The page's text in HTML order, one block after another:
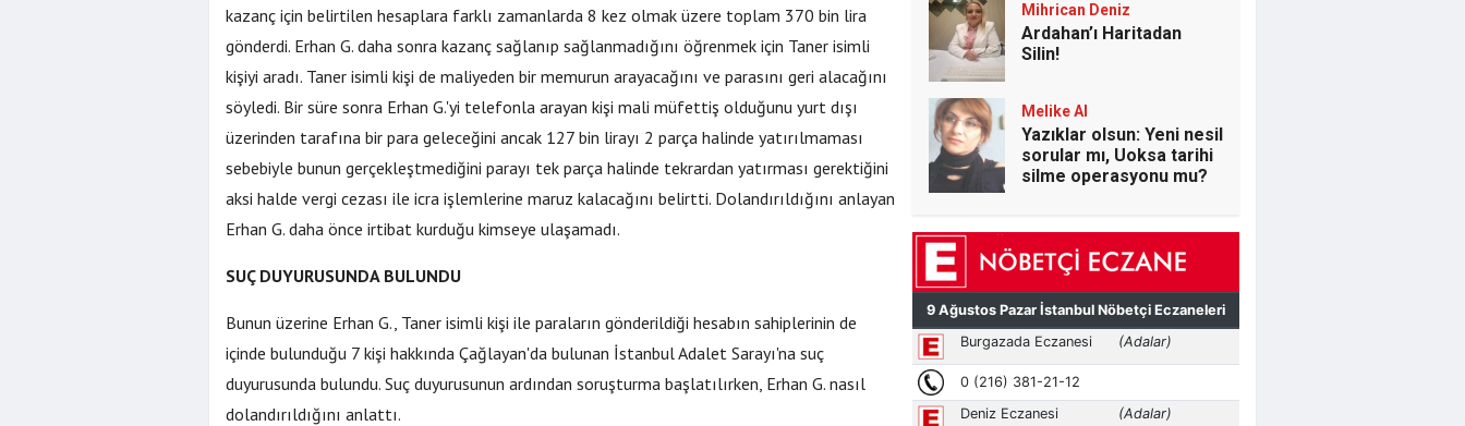
kazanç için belirtilen hesaplara farklı zamanlarda 8 kez olmak üzere toplam 370 bin lira
gönderdi. Erhan G. daha sonra kazanç sağlanıp sağlanmadığını öğrenmek için Taner isimli
kişiyi aradı. Taner isimli kişi de maliyeden bir memurun arayacağını ve parasını geri alacağını
söyledi. Bir süre sonra Erhan G.'yi telefonla arayan kişi mali müfettiş olduğunu yurt dışı
üzerinden tarafına bir para geleceğini ancak 127 bin lirayı 2 parça halinde yatırılmaması
sebebiyle bunun gerçekleştmediğini parayı tek parça halinde tekrardan yatırması gerektiğini
aksi halde vergi cezası ile icra işlemlerine maruz kalacağını belirtti. Dolandırıldığını anlayan
Erhan G. daha önce irtibat kurduğu kimseye ulaşamadı.
SUÇ DUYURUSUNDA BULUNDU
Bunun üzerine Erhan G., Taner isimli kişi ile paraların gönderildiği hesabın sahiplerinin de
içinde bulunduğu 7 kişi hakkında Çağlayan'da bulunan İstanbul Adalet Sarayı'na suç
duyurusunda bulundu. Suç duyurusunun ardından soruşturma başlatılırken, Erhan G. nasıl
dolandırıldığını anlattı.
Ardahan Belediyesi'nin personel taşıma
görüntüsü tepki çekti!
Mihrican Deniz
Ardahan’ı Haritadan
Silin!
Melike Al
Yazıklar olsun: Yeni nesil
sorular mı, Uoksa tarihi
silme operasyonu mu?
Seyithan İzsiz Kayyumu
Yerdi, İl Başkanı ‘’Biz
Geniş Pencereden
Bakarız’’ Dedi
Osman Kamacı
Altı yaşında evli bir
çocuk ve cehalet